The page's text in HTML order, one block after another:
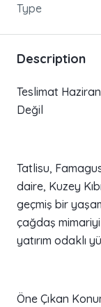
Type
Description
Teslimat
Değil
Tatlisu,
daire, Kuzey
geçmiş bir
çağdaş
yatırım odaklı
Öne Çıkan